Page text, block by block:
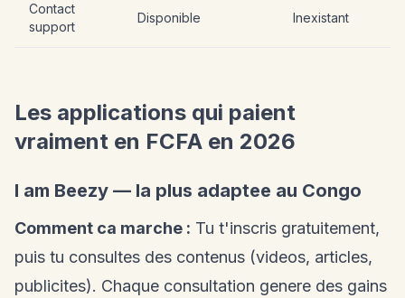
Contact
support
Disponible Inexistant
Les applications qui paient
vraiment en FCFA en 2026
I am Beezy — la plus adaptee au Congo
Comment ca marche : Tu t'inscris gratuitement,
puis tu consultes des contenus (videos, articles,
publicites). Chaque consultation genere des gains